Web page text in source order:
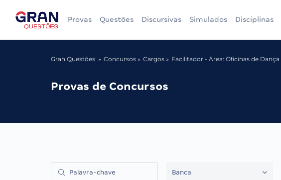
Provas Questões Discursivas Simulados Disciplinas
Gran Questões Concursos Cargos Facilitador - Área: Oficinas de Dança
Provas de Concursos
Banca